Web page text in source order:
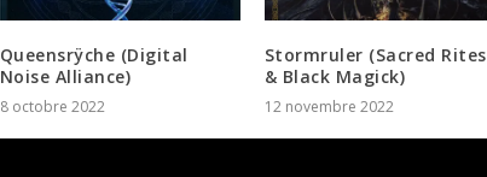
Queensrÿche (Digital
Noise Alliance)
8 octobre 2022
Stormruler (Sacred Rites
& Black Magick)
12 novembre 2022